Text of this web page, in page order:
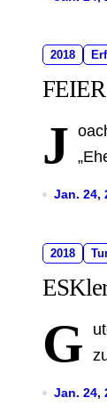
2018
J
Jan. 24,
2018
G
Jan. 24,